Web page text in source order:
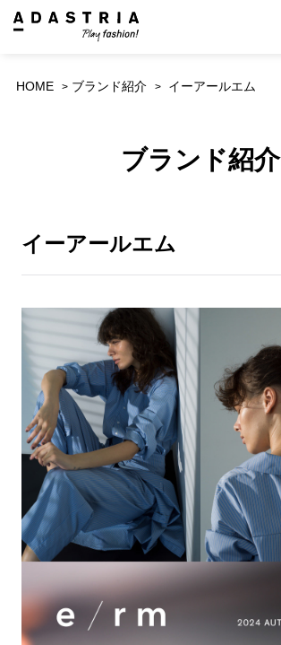
HOME ブランド紹介 イーアールエム
ブランド紹介
イーアールエム